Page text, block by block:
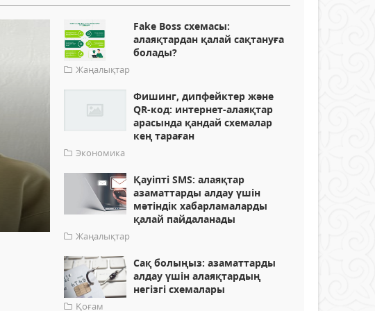
Fake Boss схемасы:
алаяқтардан қалай сақтануға
болады?
Жаңалықтар
Фишинг, дипфейктер және
QR-код: интернет-алаяқтар
арасында қандай схемалар
кең тараған
Экономика
Қауіпті SMS: алаяқтар
азаматтарды алдау үшін
мәтіндік хабарламаларды
қалай пайдаланады
Жаңалықтар
Сақ болыңыз: азаматтарды
алдау үшін алаяқтардың
негізгі схемалары
Қоғам